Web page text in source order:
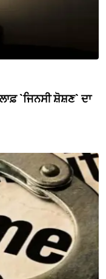
`ਜਿਨਸੀ ਸ਼ੋਸ਼ਣ` ਦਾ